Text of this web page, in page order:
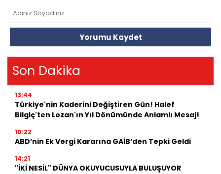
Yorumu Kaydet
Son Dakika
13:44
Türkiye'nin Kaderini Değiştiren Gün! Halef
Bilgiç'ten Lozan'ın Yıl Dönümünde Anlamlı Mesaj!
10:22
ABD’nin Ek Vergi Kararına GAİB’den Tepki Geldi
14:21
"İKİ NESİL" DÜNYA OKUYUCUSUYLA BULUŞUYOR